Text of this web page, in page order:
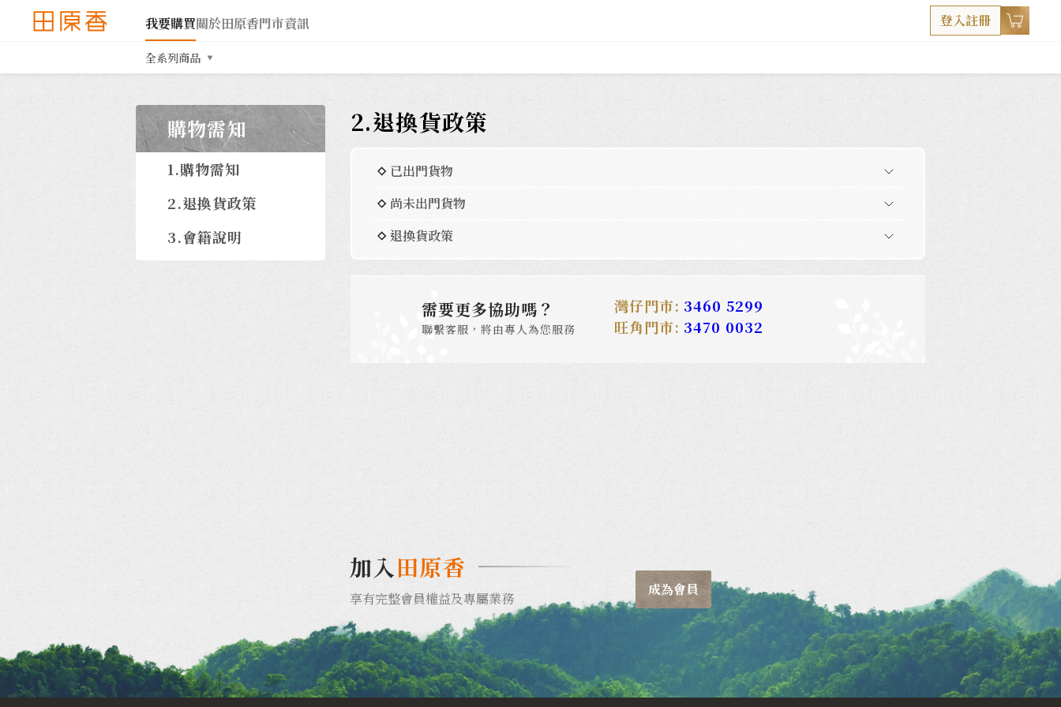
我要購買關於田原香門市資訊 登入註冊
全系列商品
購物需知
1.購物需知
2.退換貨政策
3.會籍說明
2.退換貨政策
已出門貨物
尚未出門貨物
退換貨政策
需要更多協助嗎？
聯繫客服，將由專人為您服務
灣仔門市: 3460 5299
旺角門市: 3470 0032
加入田原香
享有完整會員權益及專屬業務
成為會員